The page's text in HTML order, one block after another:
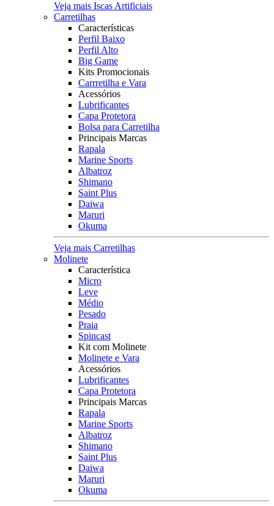
Veja mais Iscas Artificiais
Carretilhas
Características
Perfil Baixo
Perfil Alto
Big Game
Kits Promocionais
Carrretilha e Vara
Acessórios
Lubrificantes
Capa Protetora
Bolsa para Carretilha
Principais Marcas
Rapala
Marine Sports
Albatroz
Shimano
Saint Plus
Daiwa
Maruri
Okuma
Veja mais Carretilhas
Molinete
Característica
Micro
Leve
Médio
Pesado
Praia
Spincast
Kit com Molinete
Molinete e Vara
Acessórios
Lubrificantes
Capa Protetora
Principais Marcas
Rapala
Marine Sports
Albatroz
Shimano
Saint Plus
Daiwa
Maruri
Okuma